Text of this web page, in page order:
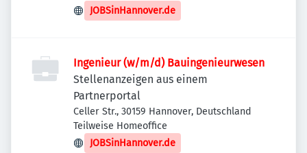
JOBSinHannover.de
Ingenieur (w/m/d) Bauingenieurwesen
Stellenanzeigen aus einem
Partnerportal
Celler Str., 30159 Hannover, Deutschland
Teilweise Homeoffice
JOBSinHannover.de